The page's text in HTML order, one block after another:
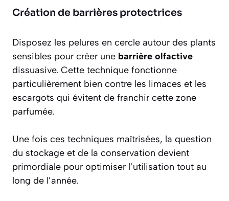
Création de barrières protectrices
Disposez les pelures en cercle autour des plants
sensibles pour créer une barrière olfactive
dissuasive. Cette technique fonctionne
particulièrement bien contre les limaces et les
escargots qui évitent de franchir cette zone
parfumée.
Une fois ces techniques maîtrisées, la question
du stockage et de la conservation devient
primordiale pour optimiser l’utilisation tout au
long de l’année.